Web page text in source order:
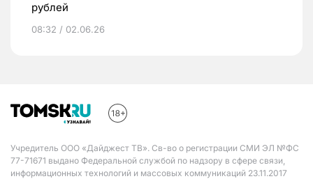
рублей
08:32 / 02.06.26
Учредитель ООО «Дайджест ТВ». Св-во о регистрации СМИ ЭЛ №ФС
77-71671 выдано Федеральной службой по надзору в сфере связи,
информационных технологий и массовых коммуникаций 23.11.2017